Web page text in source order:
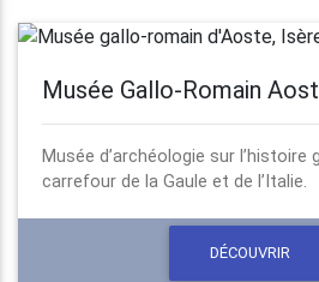
Musée Gallo-Romain
Musée d’archéologie sur l’histoire
carrefour de la Gaule et de l’Italie.
DÉCOUVRIR